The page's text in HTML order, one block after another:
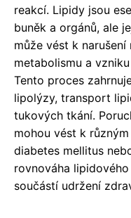
reakcí. Lipidy jsou
buněk a orgánů, ale
může vést k
metabolismu a
Tento proces
lipolýzy, transport
tukových tkání.
mohou vést k
diabetes mellitus
rovnováha
součástí udržení